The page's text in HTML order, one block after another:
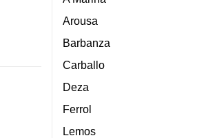
Arousa
Barbanza
Carballo
Deza
Ferrol
Lemos